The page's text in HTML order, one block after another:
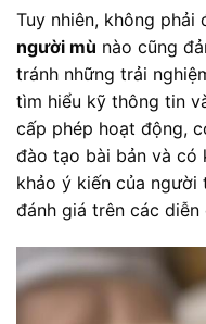
Tuy nhiên, không phải
người mù nào cũng
tránh những trải
tìm hiểu kỹ thông tin
cấp phép hoạt động,
đào tạo bài bản và có
khảo ý kiến của người
đánh giá trên các